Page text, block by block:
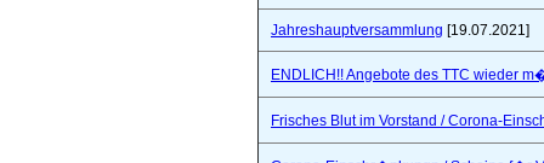
Jahreshauptversammlung [19.07.2021]
ENDLICH!! Angebote des TTC wieder
Frisches Blut im Vorstand / Corona-